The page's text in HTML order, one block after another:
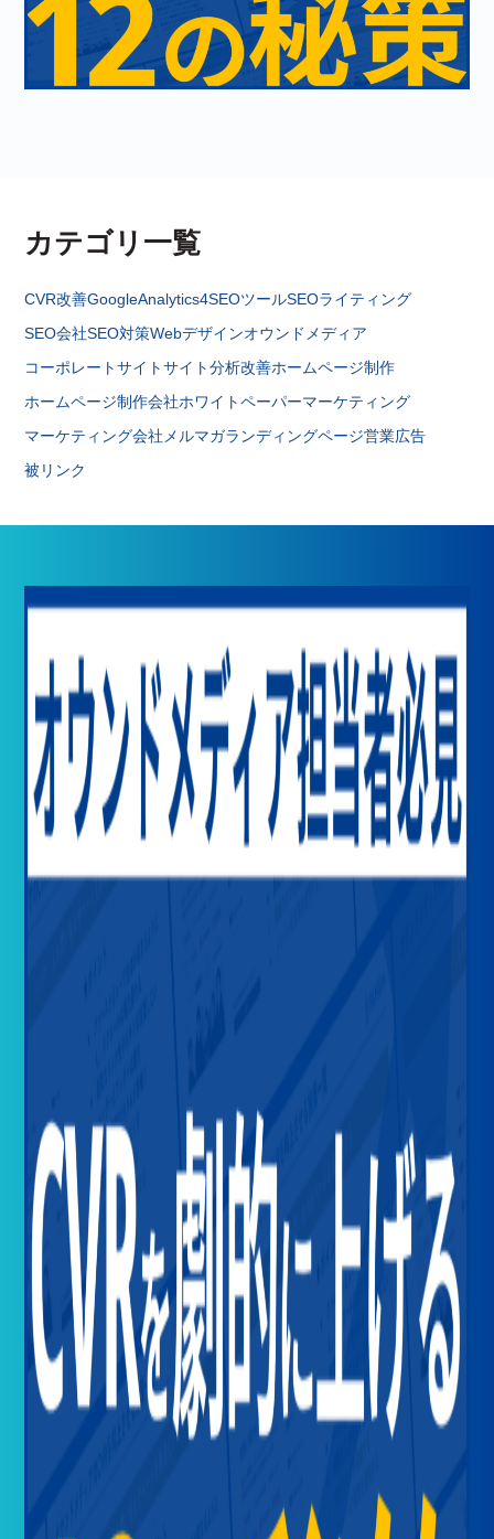
カテゴリ一覧
CVR改善GoogleAnalytics4SEOツールSEOライティング
SEO会社SEO対策Webデザインオウンドメディア
コーポレートサイトサイト分析改善ホームページ制作
ホームページ制作会社ホワイトペーパーマーケティング
マーケティング会社 メルマガランディングページ営業広告
被リンク